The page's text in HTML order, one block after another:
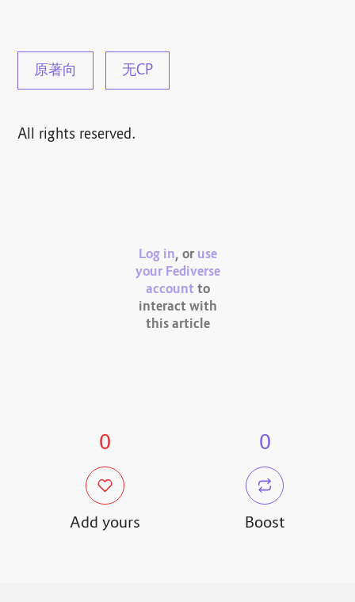
原著向 无CP
All rights reserved.
Log in, or use
your Fediverse
account to
interact with
this article
0
Add yours
0
Boost